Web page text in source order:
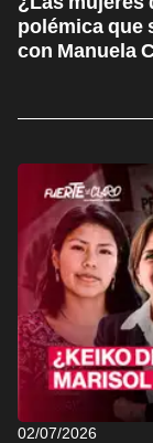
polémica que
con Manuela
02/07/2026